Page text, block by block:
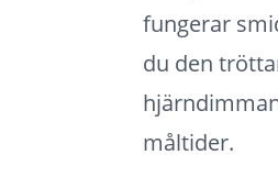
fungerar
du den
måltider.